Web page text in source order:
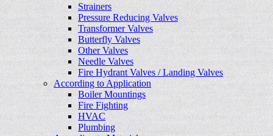
Strainers
Pressure Reducing Valves
Transformer Valves
Butterfly Valves
Other Valves
Needle Valves
Fire Hydrant Valves / Landing Valves
According to Application
Boiler Mountings
Fire Fighting
HVAC
Plumbing